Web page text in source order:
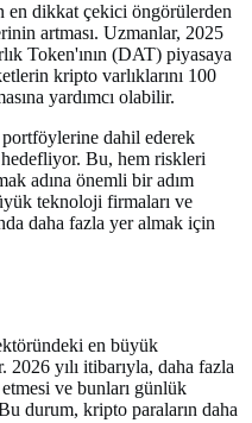
en dikkat çekici öngörülerden
artması. Uzmanlar, 2025
Token'ının (DAT) piyasaya
kripto varlıklarını 100
yardımcı olabilir.
dahil ederek
Bu, hem riskleri
adına önemli bir adım
teknoloji firmaları ve
daha fazla yer almak için
en büyük
yılı itibarıyla, daha fazla
ve bunları günlük
durum, kripto paraların daha